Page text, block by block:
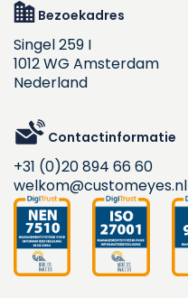
Bezoekadres
Singel 259 I
1012 WG Amsterdam
Nederland
Contactinformatie
+31 (0)20 894 66 60
welkom@customeyes.nl